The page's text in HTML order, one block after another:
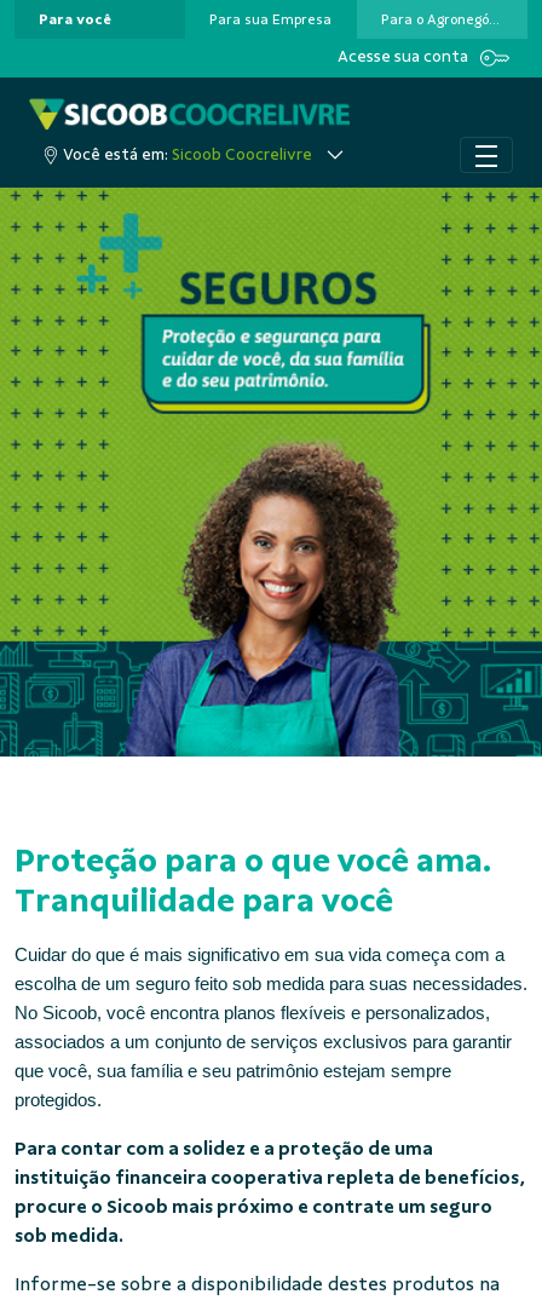
Pular para o Conteúdo principal
Para você Para sua Empresa Para o Agronegócio
Acesse sua conta
Você está em: Sicoob Coocrelivre
Proteção para o que você ama.
Tranquilidade para você
Cuidar do que é mais significativo em sua vida começa com a
escolha de um seguro feito sob medida para suas necessidades.
No Sicoob, você encontra planos flexíveis e personalizados,
associados a um conjunto de serviços exclusivos para garantir
que você, sua família e seu patrimônio estejam sempre
protegidos.
Para contar com a solidez e a proteção de uma
instituição financeira cooperativa repleta de benefícios,
procure o Sicoob mais próximo e contrate um seguro
sob medida.
Informe-se sobre a disponibilidade destes produtos na